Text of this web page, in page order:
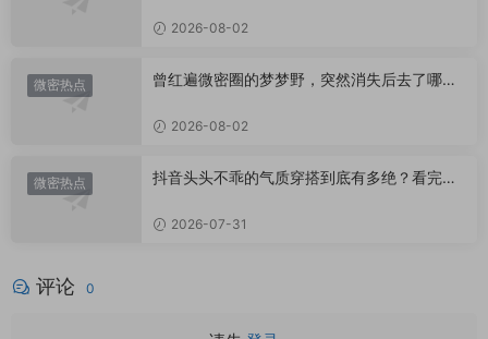
2026-08-02
微密热点
曾红遍微密圈的梦梦野，突然消失后去了哪
2026-08-02
微密热点
抖音头头不乖的气质穿搭到底有多绝？看完想
2026-07-31
评论 0